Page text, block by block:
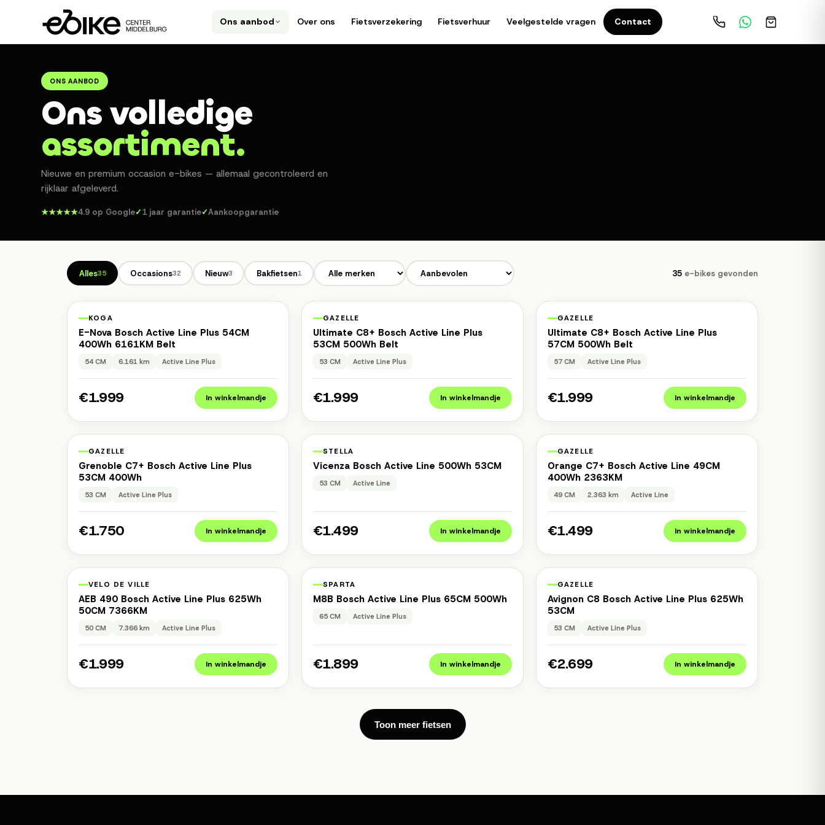
Ons aanbod Over ons Fietsverzekering Fietsverhuur Veelgestelde vragen Contact
ONS AANBOD
Ons volledige
assortiment.
Nieuwe en premium occasion e-bikes — allemaal gecontroleerd en
rijklaar afgeleverd.
★★★★★4.9 op Google✓1 jaar garantie✓Aankoopgarantie
Alles35 Occasions32 Nieuw3 Bakfietsen1 35e-bikes gevonden
1 jaar garantie
KOGA
E-Nova Bosch Active Line Plus 54CM
400Wh 6161KM Belt
54 CM 6.161 km Active Line Plus
€1.999 In winkelmandje
1 jaar garantie
GAZELLE
Ultimate C8+ Bosch Active Line Plus
53CM 500Wh Belt
53 CM Active Line Plus
€1.999 In winkelmandje
1 jaar garantie
GAZELLE
Ultimate C8+ Bosch Active Line Plus
57CM 500Wh Belt
57 CM Active Line Plus
€1.999 In winkelmandje
1 jaar garantie
GAZELLE
Grenoble C7+ Bosch Active Line Plus
53CM 400Wh
53 CM Active Line Plus
€1.750 In winkelmandje
1 jaar garantie
STELLA
Vicenza Bosch Active Line 500Wh 53CM
53 CM Active Line
€1.499 In winkelmandje
1 jaar garantie
GAZELLE
Orange C7+ Bosch Active Line 49CM
400Wh 2363KM
49 CM 2.363 km Active Line
€1.499 In winkelmandje
1 jaar garantie
VELO DE VILLE
AEB 490 Bosch Active Line Plus 625Wh
50CM 7366KM
50 CM 7.366 km Active Line Plus
€1.999 In winkelmandje
1 jaar garantie
SPARTA
M8B Bosch Active Line Plus 65CM 500Wh
65 CM Active Line Plus
€1.899 In winkelmandje
1 jaar garantie
GAZELLE
Avignon C8 Bosch Active Line Plus 625Wh
53CM
53 CM Active Line Plus
€2.699 In winkelmandje
Toon meer fietsen